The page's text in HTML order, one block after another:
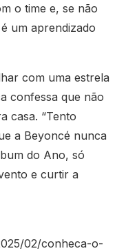
o time e, se não
um aprendizado
com uma estrela
confessa que não
casa. “Tento
a Beyoncé nunca
do Ano, só
e curtir a
02/conheca-o-